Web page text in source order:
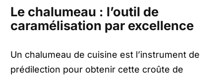
Le chalumeau : l’outil de
caramélisation par excellence
Un chalumeau de cuisine est l’instrument de
prédilection pour obtenir cette croûte de